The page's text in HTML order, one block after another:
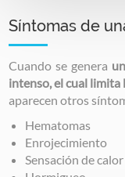
Síntomas de
Cuando se genera
intenso, el cual limita
aparecen otros
Hematomas
Enrojecimiento
Sensación de calor